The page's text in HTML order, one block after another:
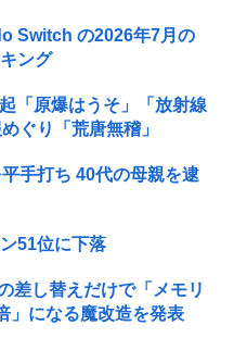
Switch の2026年7月の
ング
「原爆はうそ」「放射線
ぐり「荒唐無稽」
手打ち 40代の母親を逮
51位に下落
差し替えだけで「メモリ
」になる魔改造を発表